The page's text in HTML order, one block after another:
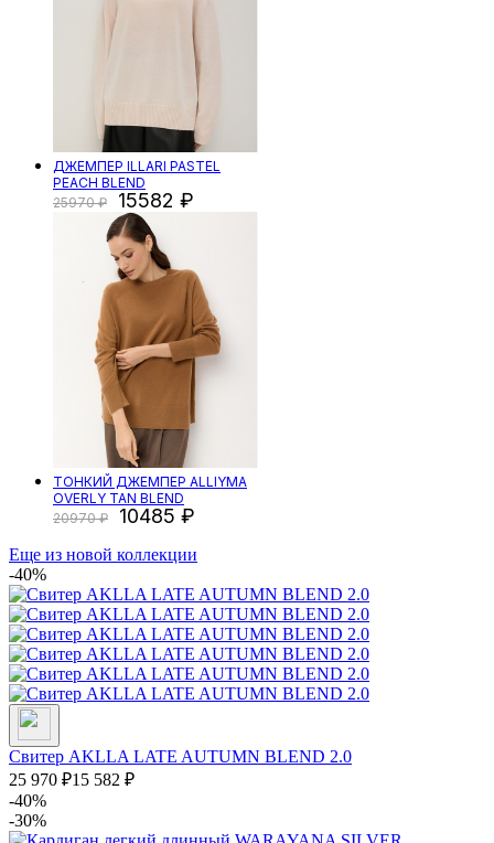
ДЖЕМПЕР ILLARI PASTEL
PEACH BLEND
25970
15582
ТОНКИЙ ДЖЕМПЕР ALLIYMA
OVERLY TAN BLEND
20970
10485
Еще из новой коллекции
-40%
Свитер AKLLA LATE AUTUMN BLEND 2.0
25 970 ₽15 582 ₽
-40%
-30%